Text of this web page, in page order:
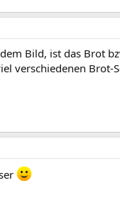
Bild, ist das Brot
verschiedenen Brot-